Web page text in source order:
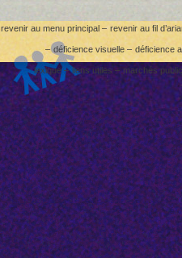
revenir au menu principal – revenir au fil
– déficience visuelle – déficience
lexique – liens utiles – marchés